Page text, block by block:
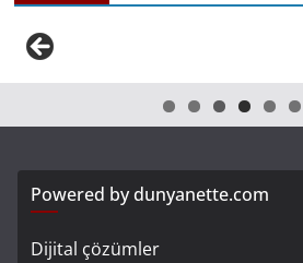
Powered by dunyanette.com
Dijital çözümler